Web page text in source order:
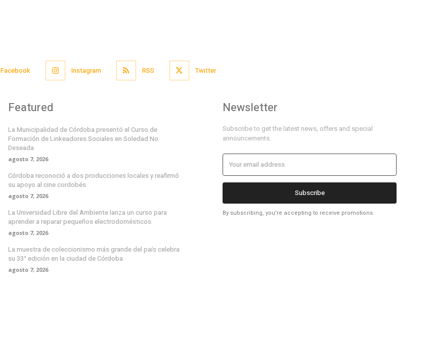
Facebook Instagram RSS Twitter
Featured
La Municipalidad de Córdoba presentó el Curso de
Formación de Linkeadores Sociales en Soledad No
Deseada
agosto 7, 2026
Córdoba reconoció a dos producciones locales y reafirmó
su apoyo al cine cordobés
agosto 7, 2026
La Universidad Libre del Ambiente lanza un curso para
aprender a reparar pequeños electrodomésticos
agosto 7, 2026
La muestra de coleccionismo más grande del país celebra
su 33° edición en la ciudad de Córdoba
agosto 7, 2026
Newsletter
Subscribe to get the latest news, offers and special
announcements.
Subscribe
By subscribing, you're accepting to receive promotions.